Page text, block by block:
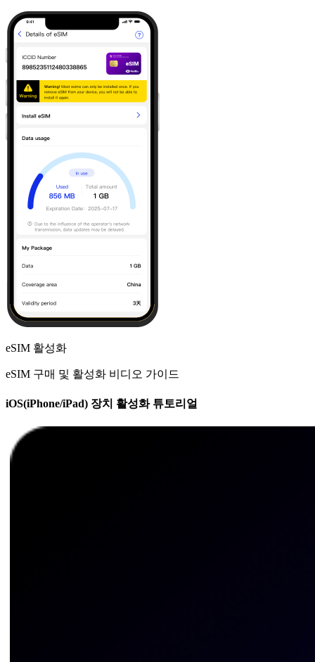
eSIM 활성화
eSIM 구매 및 활성화 비디오 가이드
iOS(iPhone/iPad) 장치 활성화 튜토리얼